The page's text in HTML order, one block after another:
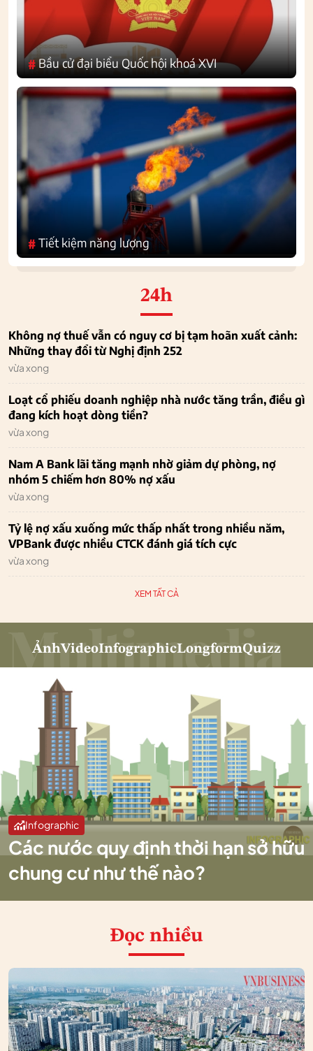
#Bầu cử đại biểu Quốc hội khoá XVI
#Tiết kiệm năng lượng
24h
Không nợ thuế vẫn có nguy cơ bị tạm hoãn xuất cảnh:
Những thay đổi từ Nghị định 252
vừa xong
Loạt cổ phiếu doanh nghiệp nhà nước tăng trần, điều gì
đang kích hoạt dòng tiền?
vừa xong
Nam A Bank lãi tăng mạnh nhờ giảm dự phòng, nợ
nhóm 5 chiếm hơn 80% nợ xấu
vừa xong
Tỷ lệ nợ xấu xuống mức thấp nhất trong nhiều năm,
VPBank được nhiều CTCK đánh giá tích cực
vừa xong
XEM TẤT CẢ
ẢnhVideoInfographicLongformQuizz
Infographic
Các nước quy định thời hạn sở hữu
chung cư như thế nào?
Đọc nhiều